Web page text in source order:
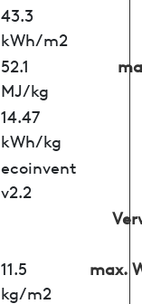
43.3
kWh/m2
52.1
MJ/kg
14.47
kWh/kg
ecoinvent
v2.2
11.5
kg/m2
max.